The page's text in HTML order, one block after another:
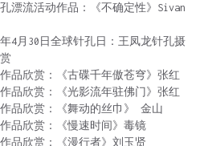
漂流活动作品：《不确定性》Sivan
4月30日全球针孔日：王凤龙针孔摄
品欣赏：《古碟千年傲苍穹》张红
品欣赏：《光影流年驻佛门》张红
品欣赏：《舞动的丝巾》 金山
品欣赏：《慢速时间》毒镜
品欣赏：《漫行者》刘玉贤